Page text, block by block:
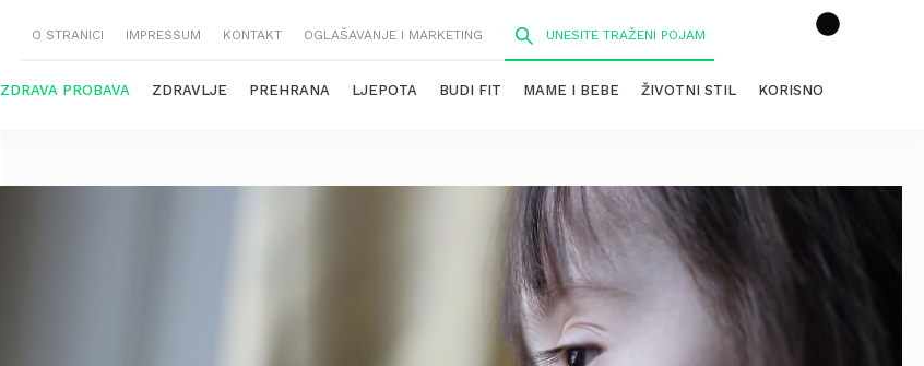
O STRANICI IMPRESSUM KONTAKT OGLAŠAVANJE I MARKETING
ZDRAVA PROBAVA ZDRAVLJE PREHRANA LJEPOTA BUDI FIT MAME I BEBE ŽIVOTNI STIL KORISNO